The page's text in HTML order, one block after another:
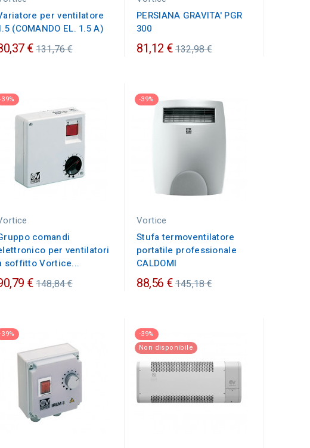
per ventilatore
(COMANDO EL. 1.5 A)
€Prezzo
131,76 €
PERSIANA GRAVITA' PGR
300
81,12 €Prezzo
132,98 €
-39%
comandi
per ventilatori
soffitto Vortice...
€Prezzo
148,84 €
-39%
Vortice
Stufa termoventilatore
portatile professionale
CALDOMI
88,56 €Prezzo
145,18 €
-39%
-39%
Non disponibile